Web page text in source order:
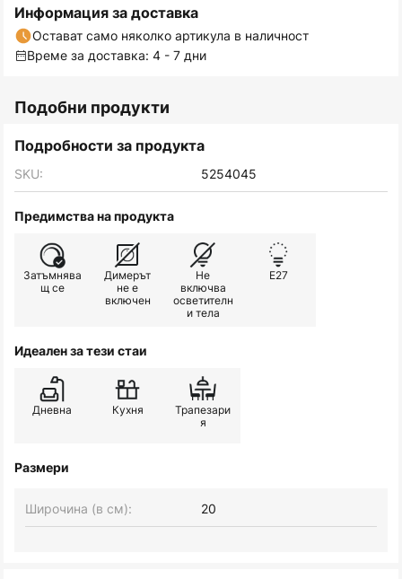
Информация за доставка
Остават само няколко артикула в наличност
Време за доставка: 4 - 7 дни
Подобни продукти
Подробности за продукта
SKU: 5254045
Предимства на продукта
Затъмнява
щ се
Димерът
не е
включен
Не
включва
осветителн
и тела
E27
Идеален за тези стаи
Дневна Кухня
Трапезари
я
Размери
Широчина (в см): 20